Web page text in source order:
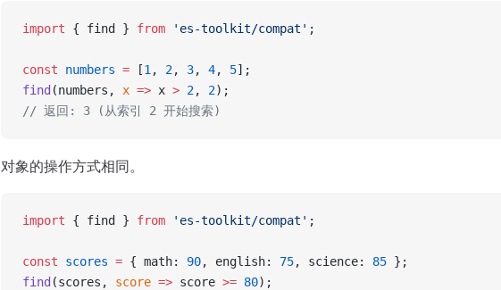
import { find } from 'es-toolkit/compat' ;
const numbers = [1 , 2, 3, 4, 5];
find (numbers, x => x > 2, 2);
// 返回: 3 (从索引 2 开始搜索)
对象的操作方式相同。
import { find } from 'es-toolkit/compat' ;
const scores = { math: 90, english: 75, science: 85 };
find (scores, score => score >= 80);